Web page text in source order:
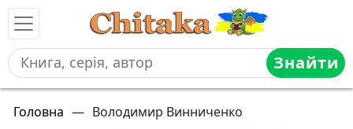
Знайти
Головна — Володимир Винниченко